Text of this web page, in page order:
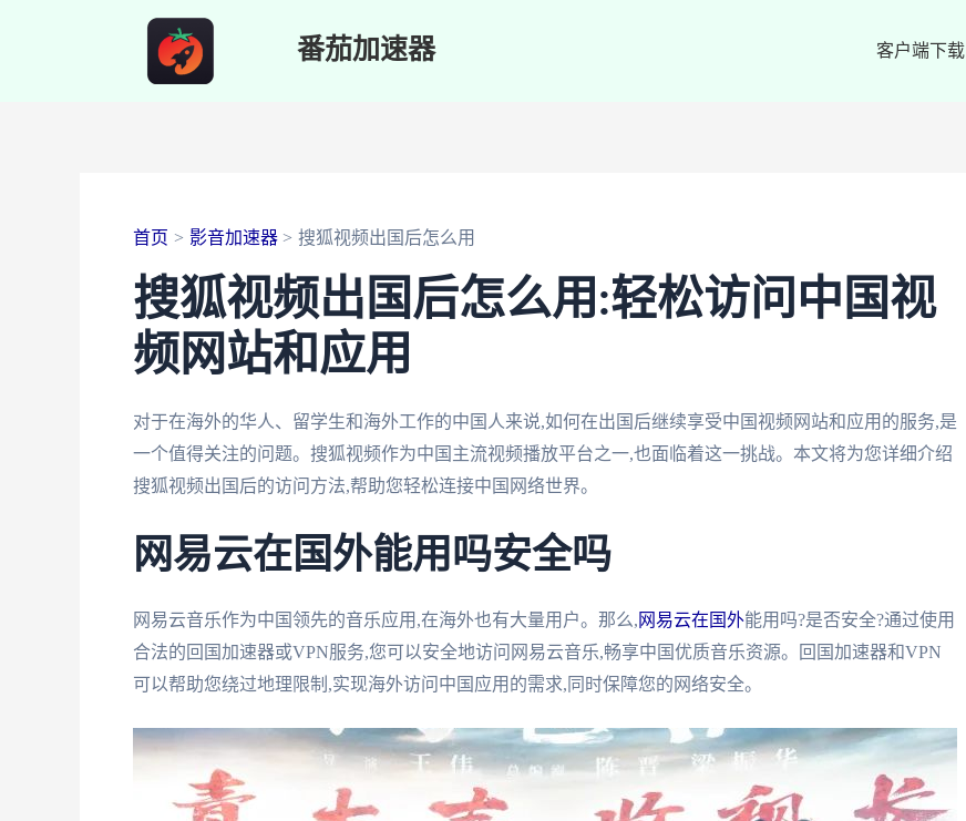
番茄加速器 客户端下载
首页 影音加速器 搜狐视频出国后怎么用
搜狐视频出国后怎么用:轻松访问中国视
频网站和应用
对于在海外的华人、留学生和海外工作的中国人来说,如何在出国后继续享受中国视频网站和应用的服务,是
一个值得关注的问题。搜狐视频作为中国主流视频播放平台之一,也面临着这一挑战。本文将为您详细介绍
搜狐视频出国后的访问方法,帮助您轻松连接中国网络世界。
网易云在国外能用吗安全吗
网易云音乐作为中国领先的音乐应用,在海外也有大量用户。那么, 网易云在国外能用吗?是否安全?通过使用
合法的回国加速器或VPN服务,您可以安全地访问网易云音乐,畅享中国优质音乐资源。回国加速器和VPN
可以帮助您绕过地理限制,实现海外访问中国应用的需求,同时保障您的网络安全。